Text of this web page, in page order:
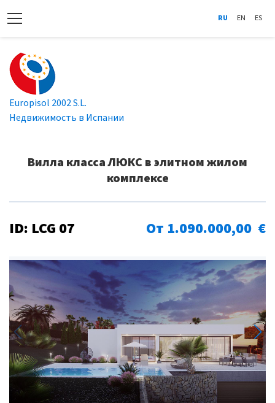
RU EN ES
Europisol 2002 S.L.
Недвижимость в Испании
Вилла класса ЛЮКС в элитном жилом
комплексе
ID: LCG 07 От 1.090.000,00 €